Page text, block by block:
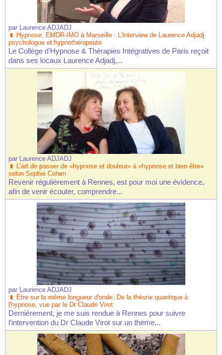
par Laurence ADJADJ
Hypnose, EMDR-IMO à Marseille : L'interview de Laurence Adjadj
psychologue et hypnothérapeute
Le Collège d'Hypnose & Thérapies Intégratives de Paris reçoit
dans ses locaux Laurence Adjadj,...
par Laurence ADJADJ
L’art de passer de «hypnose et douleur» à «hypnose et bien être»
selon Sophie Cohen
Revenir régulièrement à Rennes, est pour moi une évidence,
afin de venir écouter, comprendre...
par Laurence ADJADJ
Etre sur la même longueur d'onde. De la théorie quantique à
l'hypnose, vue par le Dr Claude Virot
Dernièrement, je me suis rendue à Rennes pour suivre
l’intervention du Dr Claude Virot sur un thème...